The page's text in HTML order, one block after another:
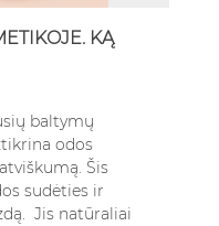
KĄ
baltymų
odos
Šis
sudėties ir
Jis natūraliai